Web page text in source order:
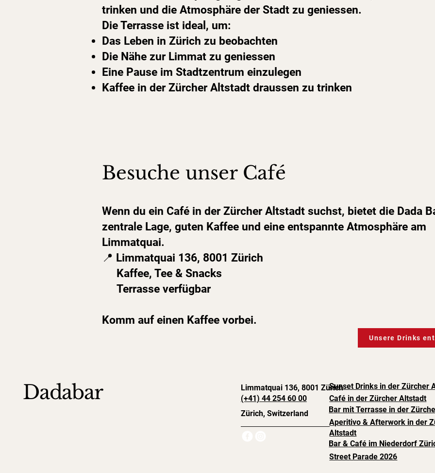
trinken und die Atmosphäre der Stadt zu geniessen.
Die Terrasse ist ideal, um:
Das Leben in Zürich zu beobachten
Die Nähe zur Limmat zu geniessen
Eine Pause im Stadtzentrum einzulegen
Kaffee in der Zürcher Altstadt draussen zu trinken
Besuche unser Café
Wenn du ein Café in der Zürcher Altstadt suchst, bietet die Dada
zentrale Lage, guten Kaffee und eine entspannte Atmosphäre am
Limmatquai.
📍 Limmatquai 136, 8001 Zürich
Kaffee, Tee & Snacks
Terrasse verfügbar
Komm auf einen Kaffee vorbei.
Unsere Drinks
Dadabar
Limmatquai 136, 8001 Zürich
(+41) 44 254 60 00
Zürich, Switzerland
Sunset Drinks in der Zürcher
Café in der Zürcher Altstadt
Bar mit Terrasse in der
Aperitivo & Afterwork in der
Altstadt
Bar & Café im Niederdorf
Street Parade 2026